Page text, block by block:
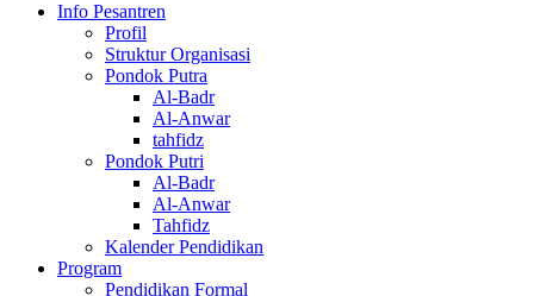
Info Pesantren
Profil
Struktur Organisasi
Pondok Putra
Al-Badr
Al-Anwar
tahfidz
Pondok Putri
Al-Badr
Al-Anwar
Tahfidz
Kalender Pendidikan
Program
Pendidikan Formal